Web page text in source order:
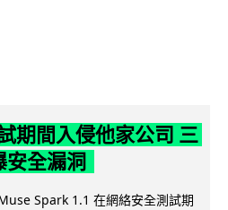
期間入侵他家公司 三
安全漏洞
Spark 1.1 在網絡安全測試期